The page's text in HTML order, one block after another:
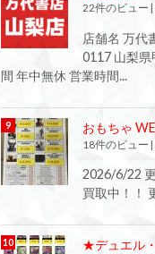
22件のビュー
店舗名 万代
0117 山梨
間 年中無休 営業時間...
おもちゃ
18件のビュー |
2026/6/22
買取中！！
★デュエル